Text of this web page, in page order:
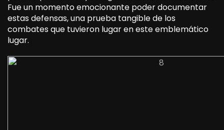
Fue un momento emocionante poder documentar
estas defensas, una prueba tangible de los
combates que tuvieron lugar en este emblemático
lugar.